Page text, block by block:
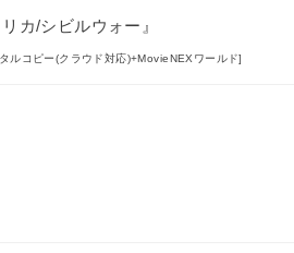
カ/シビルウォー』
ルコピー(クラウド対応)+MovieNEXワールド]